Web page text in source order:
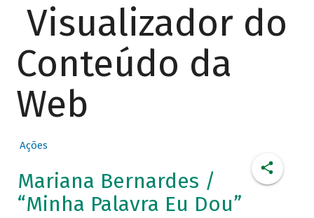
Visualizador do
Conteúdo da
Web
Ações
Mariana Bernardes /
“Minha Palavra Eu Dou”